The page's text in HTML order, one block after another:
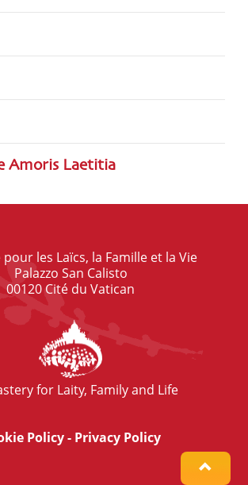
Amoris Laetitia
les Laïcs, la Famille et la Vie
Palazzo San Calisto
00120 Cité du Vatican
for Laity, Family and Life
Policy- Privacy Policy